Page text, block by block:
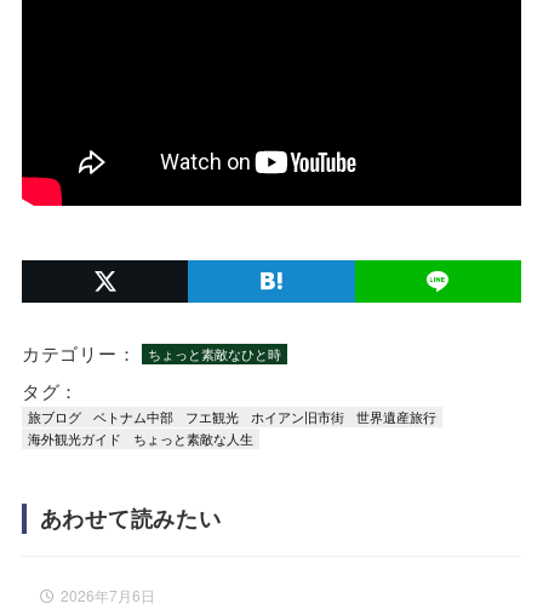
カテゴリー： ちょっと素敵なひと時
タグ：
旅ブログ ベトナム中部 フエ観光 ホイアン旧市街
世界遺産旅行
海外観光ガイド
ちょっと素敵な人生
あわせて読みたい
2026年7月6日